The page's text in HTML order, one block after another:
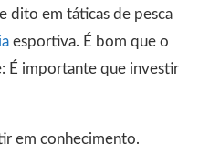
dito em táticas de pesca
esportiva. É bom que o
É importante que investir
em conhecimento.